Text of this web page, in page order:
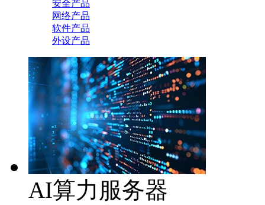
安全产品
网络产品
软件产品
外设产品
AI算力服务器